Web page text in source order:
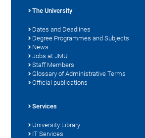
The University
Dates and Deadlines
Degree Programmes and Subjects
News
Jobs at JMU
Staff Members
Glossary of Administrative Terms
Official publications
Services
University Library
IT Services